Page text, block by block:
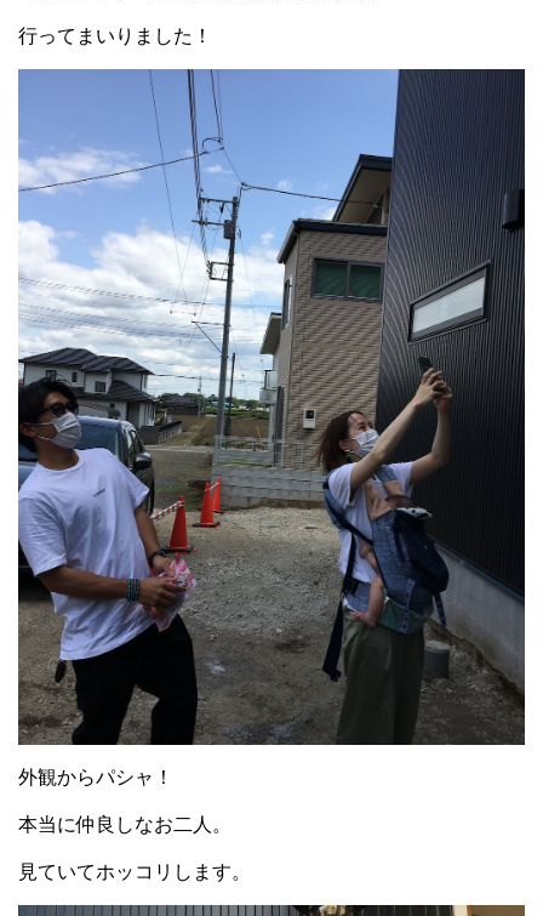
行ってまいりました！
外観からパシャ！
本当に仲良しなお二人。
見ていてホッコリします。